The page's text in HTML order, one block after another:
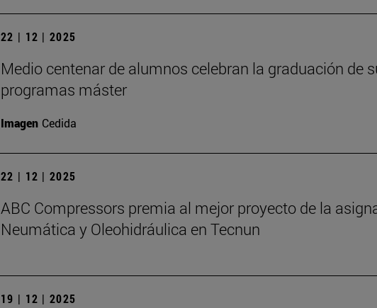
22 | 12 | 2025
Medio centenar de alumnos celebran la graduación de
programas máster
Imagen Cedida
22 | 12 | 2025
ABC Compressors premia al mejor proyecto de la
Neumática y Oleohidráulica en Tecnun
19 | 12 | 2025